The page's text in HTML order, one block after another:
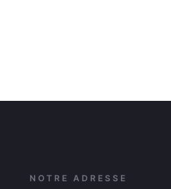
NOTRE ADRESSE